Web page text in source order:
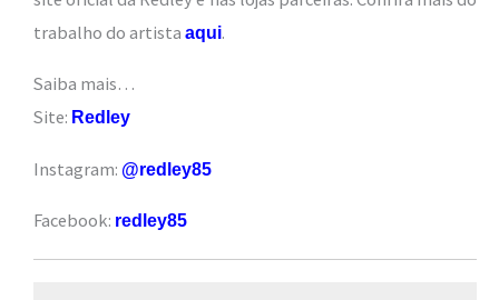
trabalho do artista aqui.
Saiba mais…
Site: Redley
Instagram: @redley85
Facebook: redley85